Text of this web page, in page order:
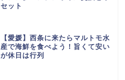
セット
【愛媛】西条に来たらマルトモ水
産で海鮮を食べよう！旨くて安い
が休日は行列